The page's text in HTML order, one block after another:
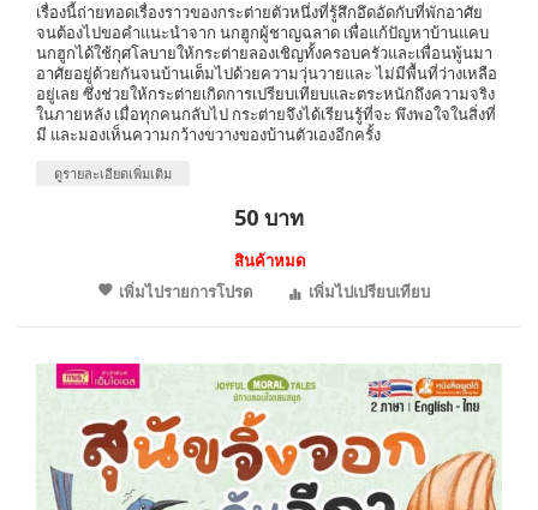
เรื่องนี้ถ่ายทอดเรื่องราวของกระต่ายตัวหนึ่งที่รู้สึกอึดอัดกับที่พักอาศัย
จนต้องไปขอคำแนะนำจาก นกฮูกผู้ชาญฉลาด เพื่อแก้ปัญหาบ้านแคบ
นกฮูกได้ใช้กุศโลบายให้กระต่ายลองเชิญทั้งครอบครัวและเพื่อนพู้นมา
อาศัยอยู่ด้วยกันจนบ้านเต็มไปด้วยความวุ่นวายและ ไม่มีพื้นที่ว่างเหลือ
อยู่เลย ซึ่งช่วยให้กระต่ายเกิดการเปรียบเทียบและตระหนักถึงความจริง
ในภายหลัง เมื่อทุกคนกลับไป กระต่ายจึงได้เรียนรู้ที่จะ พึงพอใจในสิ่งที่
มี และมองเห็นความกว้างขวางของบ้านตัวเองอีกครั้ง
ดูรายละเอียดเพิ่มเติม
50 บาท
สินค้าหมด
เพิ่มไปรายการโปรด
เพิ่มไปเปรียบเทียบ